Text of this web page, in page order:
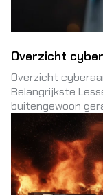
Overzicht
Overzicht
Belangrijkste
buitengewoon